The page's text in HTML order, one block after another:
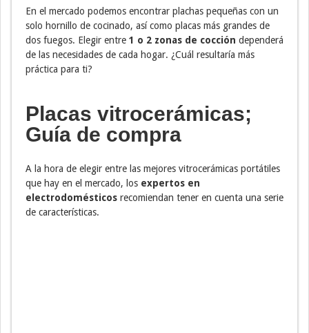
En el mercado podemos encontrar plachas pequeñas con un
solo hornillo de cocinado, así como placas más grandes de
dos fuegos. Elegir entre 1 o 2 zonas de cocción dependerá
de las necesidades de cada hogar. ¿Cuál resultaría más
práctica para ti?
Placas vitrocerámicas;
Guía de compra
A la hora de elegir entre las mejores vitrocerámicas portátiles
que hay en el mercado, los expertos en
electrodomésticos recomiendan tener en cuenta una serie
de características.